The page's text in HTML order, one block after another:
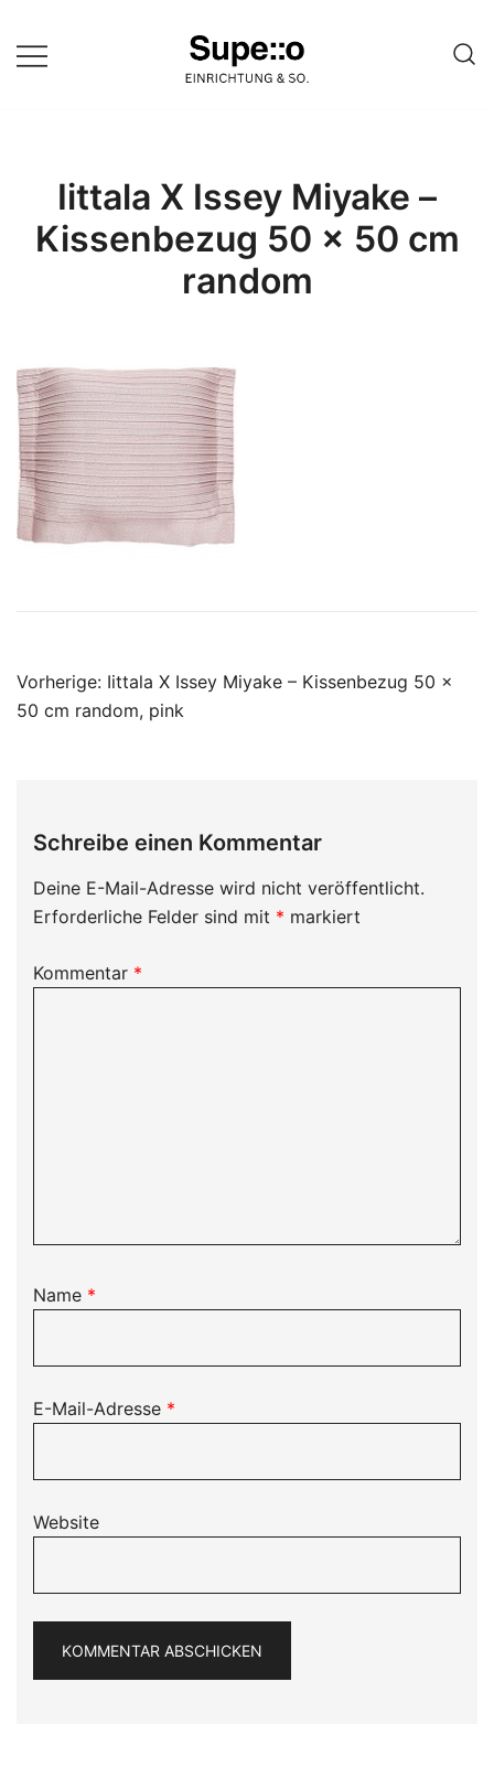
zum
Inhalt
einer Website
Iittala X Issey Miyake –
Kissenbezug 50 x 50 cm
random
Beitragsnavigation
Vorherige: Iittala X Issey Miyake – Kissenbezug 50 x
50 cm random, pink
Schreibe einen Kommentar
Deine E-Mail-Adresse wird nicht veröffentlicht.
Erforderliche Felder sind mit * markiert
Kommentar *
Name *
E-Mail-Adresse *
Website